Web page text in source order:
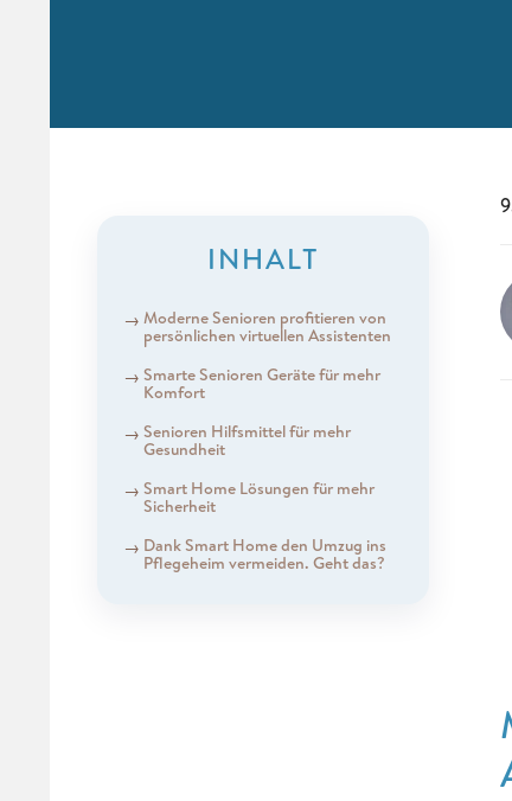
INHALT
Moderne Senioren profitieren von
persönlichen virtuellen Assistenten
Smarte Senioren Geräte für mehr
Komfort
Senioren Hilfsmittel für mehr
Gesundheit
Smart Home Lösungen für mehr
Sicherheit
Dank Smart Home den Umzug ins
Pflegeheim vermeiden. Geht das?